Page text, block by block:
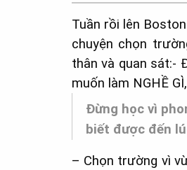
Tuần rồi lên
chuyện chọn
thân và quan sát:-
muốn làm NGHỀ
Đừng học vì
biết được đến
– Chọn trường vì